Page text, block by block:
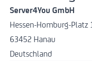
Server4You GmbH
Hessen-Homburg-Platz
63452 Hanau
Deutschland